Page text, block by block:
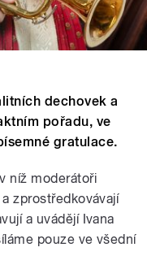
dechovek a
pořadu, ve
gratulace.
níž moderátoři
zprostředkovávají
a uvádějí Ivana
pouze ve všední